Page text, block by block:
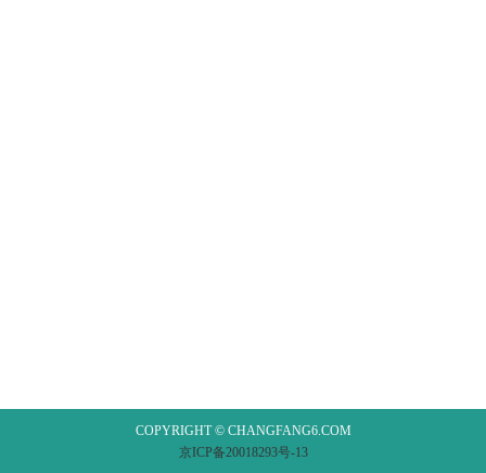
COPYRIGHT © CHANGFANG6.COM
京ICP备20018293号-13